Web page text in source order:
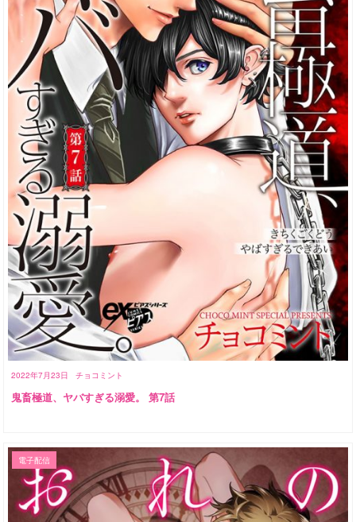
2022年7月23日 チョコミント
鬼畜極道、ヤバすぎる溺愛。 第7話
電子配信